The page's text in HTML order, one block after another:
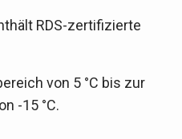
RDS-zertifizierte
von 5 °C bis zur
-15 °C.